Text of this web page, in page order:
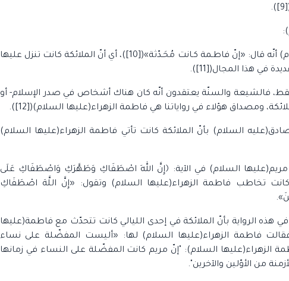
قد روي عن الإمام الصـادق(عليه السلام) أنّه قال: «إنّ فاطـمة كـانت مُحَـدّثة»([10])، أي أنّ الملائكة كانت تنزل عليها
في هذا المجال([11]).
فالشيعة والسنّة يعتقدون أنّه كان هناك أشخاص في صدر الإسلام- أو
ومصداق هؤلاء في رواياتنا هي فاطمة الزهراء(عليها السلام)([12]).
السلام) بأنّ الملائكة كانت تأتي فاطمة الزهراء(عليها السلام)
مريم(عليها السلام) في الآية: ﴿إِنَّ اللهَ اصْطَفَاكِ وَطَهَّرَكِ وَاصْطَفَاكِ عَلَى
فإن الملائكة كانت تخاطب فاطمة الزهراء(عليها السلام) وتقول: «إِنَّ اللَّهَ اصْطَفَاكِ
هذه الرواية بأنّ الملائكة في إحدى الليالي كانت تتحدّث مع فاطمة(عليها
فاطمة الزهراء(عليها السلام) لها: «أليست المفضّلة على نساء
الزهراء(عليها السلام): "إنّ مريم كانت المفضّلة على النساء في زمانها
من الأوّلين والآخرين".